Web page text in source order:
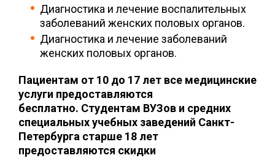
Диагностика и лечение воспалительных
заболеваний женских половых органов.
Диагностика и лечение заболеваний
женских половых органов.
Пациентам от 10 до 17 лет все медицинские
услуги предоставляются
бесплатно. Студентам ВУЗов и средних
специальных учебных заведений Санкт-
Петербурга старше 18 лет
предоставляются скидки